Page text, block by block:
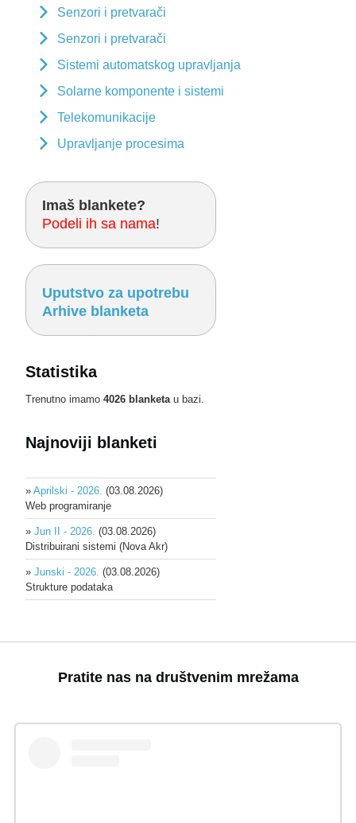
Senzori i pretvarači
Senzori i pretvarači
Sistemi automatskog upravljanja
Solarne komponente i sistemi
Telekomunikacije
Upravljanje procesima
Imaš blankete?
Podeli ih sa nama!
Uputstvo za upotrebu
Arhive blanketa
Statistika
Trenutno imamo 4026 blanketau bazi.
Najnoviji blanketi
» Aprilski - 2026. (03.08.2026)
Web programiranje
» Jun II - 2026. (03.08.2026)
Distribuirani sistemi (Nova Akr)
» Junski - 2026. (03.08.2026)
Strukture podataka
Pratite nas na društvenim mrežama